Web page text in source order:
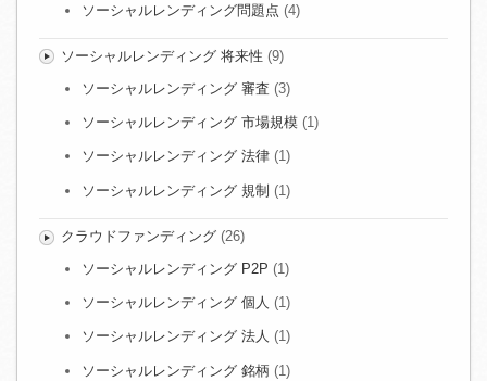
ソーシャルレンディング問題点 (4)
ソーシャルレンディング 将来性 (9)
ソーシャルレンディング 審査 (3)
ソーシャルレンディング 市場規模 (1)
ソーシャルレンディング 法律 (1)
ソーシャルレンディング 規制 (1)
クラウドファンディング(26)
ソーシャルレンディング P2P (1)
ソーシャルレンディング 個人 (1)
ソーシャルレンディング 法人 (1)
ソーシャルレンディング 銘柄 (1)